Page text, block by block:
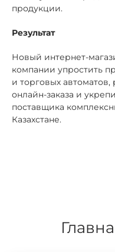
продукции.
Результат
Новый интернет-
компании упростить
и торговых
онлайн-заказа и
поставщика
Казахстане.